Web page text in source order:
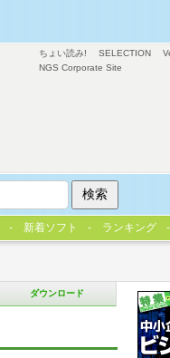
ダウンロード
ちょい読み! SELECTION
NGS Corporate Site
新着ソフト ランキング